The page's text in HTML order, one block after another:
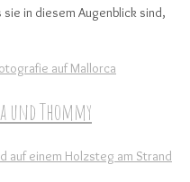
in diesem Augenblick sind,
und Thommy